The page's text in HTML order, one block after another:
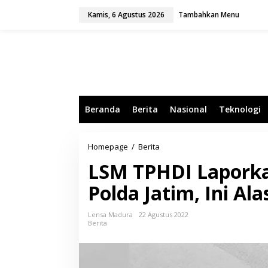
Kamis, 6 Agustus 2026 Tambahkan Menu
Beranda Berita Nasional Teknologi
Homepage / Berita
M
T
P
H
D
a
LSM TPHDI
Polda Jatim, Ini
Lensa Madura
22 Agustus 2022
Berita